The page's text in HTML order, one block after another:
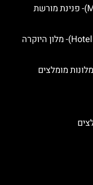
מסקוביצה האן (Maskovica Han)- פנינת מורשת
מלון קוורנר באופטייה (Hotel Kvarner)- מלון היוקרה